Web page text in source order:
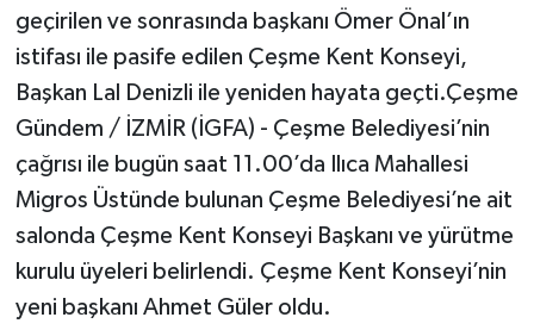
geçirilen ve sonrasında başkanı Ömer Önal’ın
istifası ile pasife edilen Çeşme Kent Konseyi,
Başkan Lal Denizli ile yeniden hayata geçti.Çeşme
Gündem / İZMİR (İGFA) - Çeşme Belediyesi’nin
çağrısı ile bugün saat 11.00’da Ilıca Mahallesi
Migros Üstünde bulunan Çeşme Belediyesi’ne ait
salonda Çeşme Kent Konseyi Başkanı ve yürütme
kurulu üyeleri belirlendi. Çeşme Kent Konseyi’nin
yeni başkanı Ahmet Güler oldu.